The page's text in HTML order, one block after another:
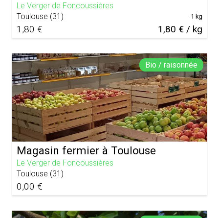
Le Verger de Foncoussières
Toulouse (31 )
1,80 € 1,80 € / kg
1 kg
Bio / raisonnée
Magasin fermier à Toulouse
Le Verger de Foncoussières
Toulouse (31 )
0,00 €